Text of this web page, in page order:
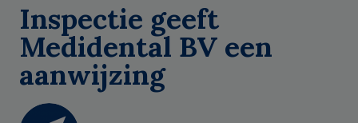
Inspectie geeft
Medidental BV een
aanwijzing